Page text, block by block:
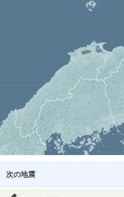
次の地震